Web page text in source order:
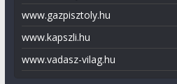
www.gazpisztoly.hu
www.kapszli.hu
www.vadasz-vilag.hu